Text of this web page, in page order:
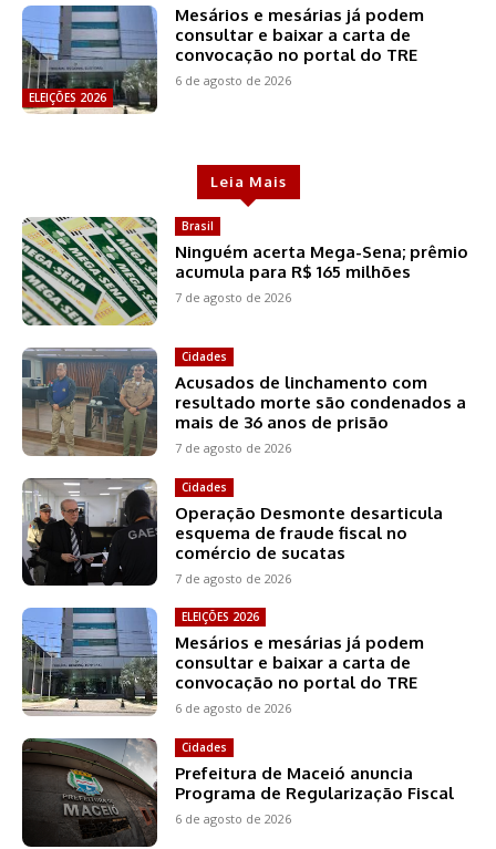
ELEIÇÕES 2026
Mesários e mesárias já podem
consultar e baixar a carta de
convocação no portal do TRE
6 de agosto de 2026
Leia Mais
Brasil
Ninguém acerta Mega-Sena; prêmio
acumula para R$ 165 milhões
7 de agosto de 2026
Cidades
Acusados de linchamento com
resultado morte são condenados a
mais de 36 anos de prisão
7 de agosto de 2026
Cidades
Operação Desmonte desarticula
esquema de fraude fiscal no
comércio de sucatas
7 de agosto de 2026
ELEIÇÕES 2026
Mesários e mesárias já podem
consultar e baixar a carta de
convocação no portal do TRE
6 de agosto de 2026
Cidades
Prefeitura de Maceió anuncia
Programa de Regularização Fiscal
6 de agosto de 2026